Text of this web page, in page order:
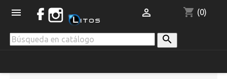
 shopping_cart (0)

